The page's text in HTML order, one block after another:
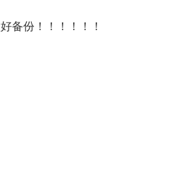
备份！！！！！！